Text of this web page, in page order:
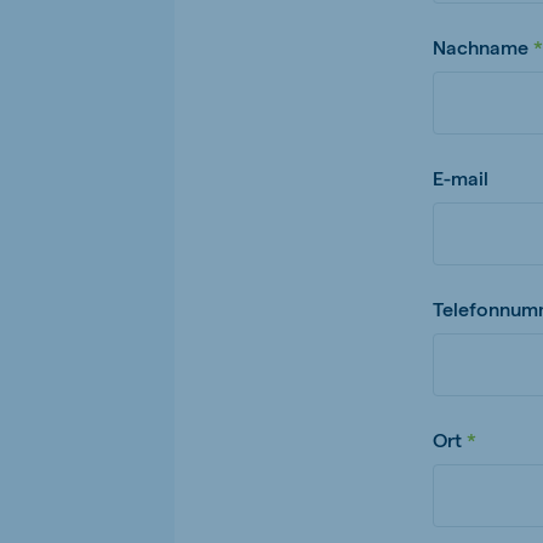
Nachname
E-mail
Ort